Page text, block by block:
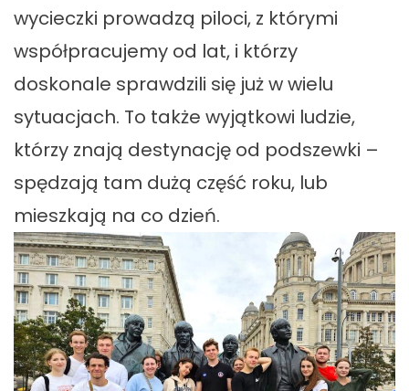
wycieczki prowadzą piloci, z którymi
współpracujemy od lat, i którzy
doskonale sprawdzili się już w wielu
sytuacjach. To także wyjątkowi ludzie,
którzy znają destynację od podszewki –
spędzają tam dużą część roku, lub
mieszkają na co dzień.